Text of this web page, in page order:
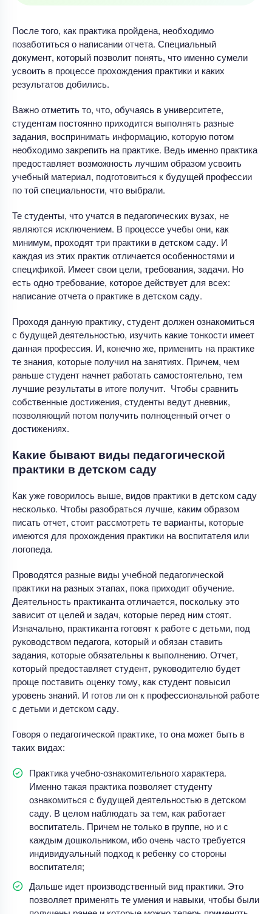
После того, как практика пройдена, необходимо
позаботиться о написании отчета. Специальный
документ, который позволит понять, что именно сумели
усвоить в процессе прохождения практики и каких
результатов добились.
Важно отметить то, что, обучаясь в университете,
студентам постоянно приходится выполнять разные
задания, воспринимать информацию, которую потом
необходимо закрепить на практике. Ведь именно практика
предоставляет возможность лучшим образом усвоить
учебный материал, подготовиться к будущей профессии
по той специальности, что выбрали.
Те студенты, что учатся в педагогических вузах, не
являются исключением. В процессе учебы они, как
минимум, проходят три практики в детском саду. И
каждая из этих практик отличается особенностями и
спецификой. Имеет свои цели, требования, задачи. Но
есть одно требование, которое действует для всех:
написание отчета о практике в детском саду.
Проходя данную практику, студент должен ознакомиться
с будущей деятельностью, изучить какие тонкости имеет
данная профессия. И, конечно же, применить на практике
те знания, которые получил на занятиях. Причем, чем
раньше студент начнет работать самостоятельно, тем
лучшие результаты в итоге получит. Чтобы сравнить
собственные достижения, студенты ведут дневник,
позволяющий потом получить полноценный отчет о
достижениях.
Какие бывают виды педагогической
практики в детском саду
Как уже говорилось выше, видов практики в детском саду
несколько. Чтобы разобраться лучше, каким образом
писать отчет, стоит рассмотреть те варианты, которые
имеются для прохождения практики на воспитателя или
логопеда.
Проводятся разные виды учебной педагогической
практики на разных этапах, пока приходит обучение.
Деятельность практиканта отличается, поскольку это
зависит от целей и задач, которые перед ним стоят.
Изначально, практиканта готовят к работе с детьми, под
руководством педагога, который и обязан ставить
задания, которые обязательны к выполнению. Отчет,
который предоставляет студент, руководителю будет
проще поставить оценку тому, как студент повысил
уровень знаний. И готов ли он к профессиональной работе
с детьми и детском саду.
Говоря о педагогической практике, то она может быть в
таких видах:
Практика учебно-ознакомительного характера.
Именно такая практика позволяет студенту
ознакомиться с будущей деятельностью в детском
саду. В целом наблюдать за тем, как работает
воспитатель. Причем не только в группе, но и с
каждым дошкольником, ибо очень часто требуется
индивидуальный подход к ребенку со стороны
воспитателя;
Дальше идет производственный вид практики. Это
позволяет применять те умения и навыки, чтобы были